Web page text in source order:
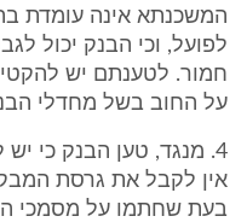
לפועל, וכי הבנק יכול
חמור. לטענתם יש
על החוב בשל מחדלי
4. מנגד, טען הבנק כי
אין לקבל את גרסת
בעת שחתמו על מסמכי